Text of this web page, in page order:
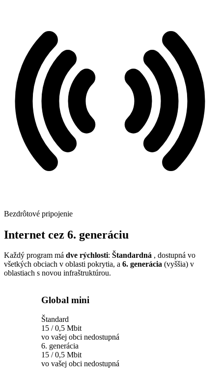
Bezdrôtové pripojenie
Internet cez 6. generáciu
Každý program má dve rýchlosti: Štandardná , dostupná vo
všetkých obciach v oblasti pokrytia, a 6. generácia (vyššia) v
oblastiach s novou infraštruktúrou.
Global mini
Štandard
15 / 0,5 Mbit
vo vašej obci nedostupná
6. generácia
15 / 0,5 Mbit
vo vašej obci nedostupná